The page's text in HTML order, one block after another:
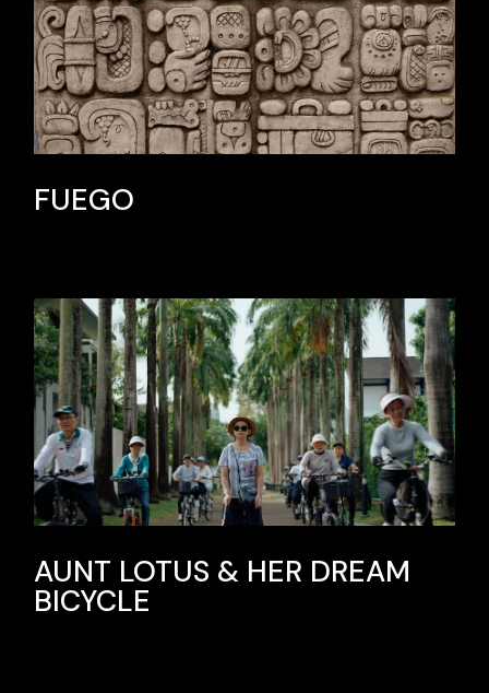
FUEGO
AUNT LOTUS & HER DREAM
BICYCLE